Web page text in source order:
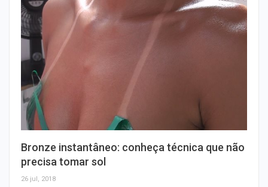
Bronze instantâneo: conheça técnica que não
precisa tomar sol
26 jul, 2018